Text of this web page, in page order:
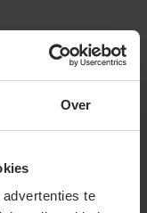
Over
te
de 5